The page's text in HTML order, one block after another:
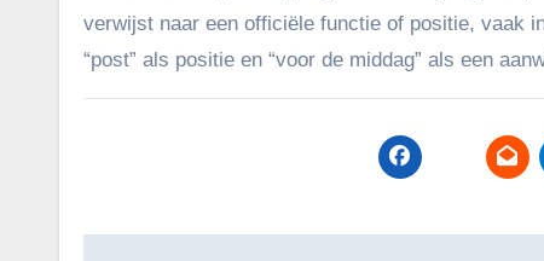
verwijst naar een officiële functie of positie, vaak
“post” als positie en “voor de middag” als een